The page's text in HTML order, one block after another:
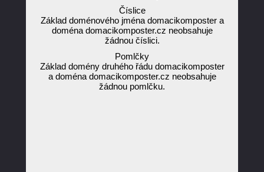
Číslice
Základ doménového jména domacikomposter a
doména domacikomposter.cz neobsahuje
žádnou číslici.
Pomlčky
Základ domény druhého řádu domacikomposter
a doména domacikomposter.cz neobsahuje
žádnou pomlčku.